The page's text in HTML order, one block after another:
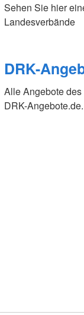
Sehen Sie hier
Landesverbände
DRK-
Alle Angebote
DRK-Angebote.de.